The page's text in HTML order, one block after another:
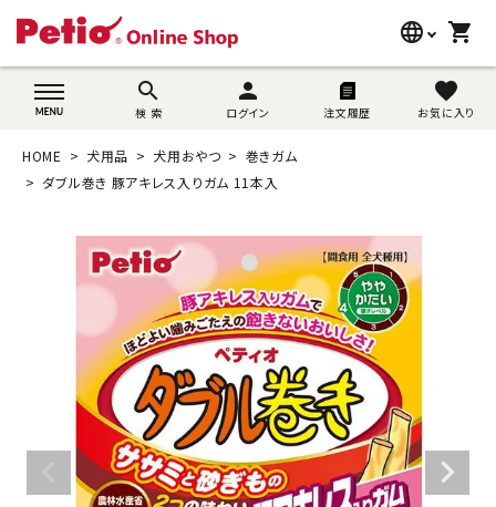
language
wovn-lang-name
shopping_cart
search
検 索
person
ログイン 注文履歴
favorite
お気に入り
search
猫用品
うさぎ用品
ブランド別に探す
目的別に探す
SNS
ご利用案内
HOME 犬用品 犬用おやつ
巻きガム
ダブル巻き 豚アキレス入りガム 11本入